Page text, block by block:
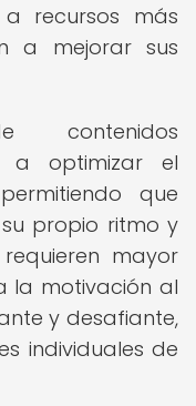
recursos más
a mejorar sus
contenidos
a optimizar el
que
propio ritmo y
mayor
la motivación al
y desafiante,
individuales de